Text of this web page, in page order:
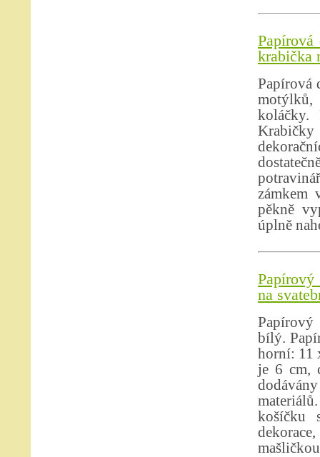
krabička
Papírová
zámkem
pěkně
úplně
na
Papírový
bílý.
horní: 11
je 6 cm,
košíčku